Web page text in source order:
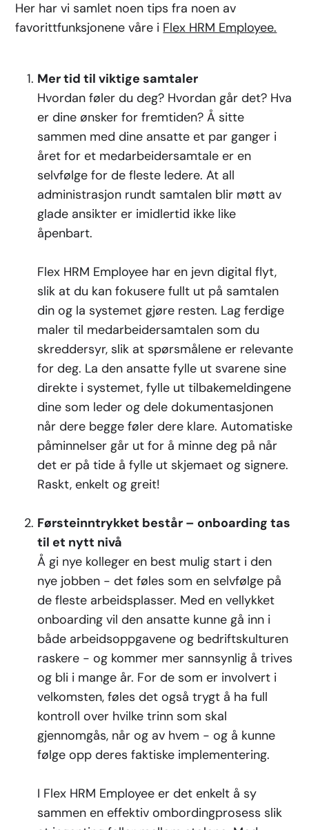
Her har vi samlet noen tips fra noen av
favorittfunksjonene våre i Flex HRM Employee.
Mer tid til viktige samtaler
Hvordan føler du deg? Hvordan går det? Hva
er dine ønsker for fremtiden? Å sitte
sammen med dine ansatte et par ganger i
året for et medarbeidersamtale er en
selvfølge for de fleste ledere. At all
administrasjon rundt samtalen blir møtt av
glade ansikter er imidlertid ikke like
åpenbart.
Flex HRM Employee har en jevn digital flyt,
slik at du kan fokusere fullt ut på samtalen
din og la systemet gjøre resten. Lag ferdige
maler til medarbeidersamtalen som du
skreddersyr, slik at spørsmålene er relevante
for deg. La den ansatte fylle ut svarene sine
direkte i systemet, fylle ut tilbakemeldingene
dine som leder og dele dokumentasjonen
når dere begge føler dere klare. Automatiske
påminnelser går ut for å minne deg på når
det er på tide å fylle ut skjemaet og signere.
Raskt, enkelt og greit!
Førsteinntrykket består – onboarding tas
til et nytt nivå
Å gi nye kolleger en best mulig start i den
nye jobben - det føles som en selvfølge på
de fleste arbeidsplasser. Med en vellykket
onboarding vil den ansatte kunne gå inn i
både arbeidsoppgavene og bedriftskulturen
raskere - og kommer mer sannsynlig å trives
og bli i mange år. For de som er involvert i
velkomsten, føles det også trygt å ha full
kontroll over hvilke trinn som skal
gjennomgås, når og av hvem - og å kunne
følge opp deres faktiske implementering.
I Flex HRM Employee er det enkelt å sy
sammen en effektiv ombordingprosess slik